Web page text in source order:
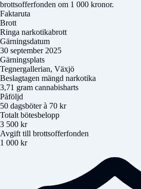
brottsofferfonden om 1 000 kronor.
Faktaruta
Brott
Ringa narkotikabrott
Gärningsdatum
30 september 2025
Gärningsplats
Tegnergallerian, Växjö
Beslagtagen mängd narkotika
3,71 gram cannabisharts
Påföljd
50 dagsböter à 70 kr
Totalt bötesbelopp
3 500 kr
Avgift till brottsofferfonden
1 000 kr